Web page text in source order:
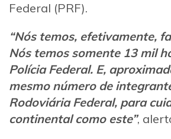
Federal (PRF).
“Nós temos, efetivamente,
Nós temos somente 13 mil
Polícia Federal. E,
mesmo número de
Rodoviária Federal, para
continental como este”,